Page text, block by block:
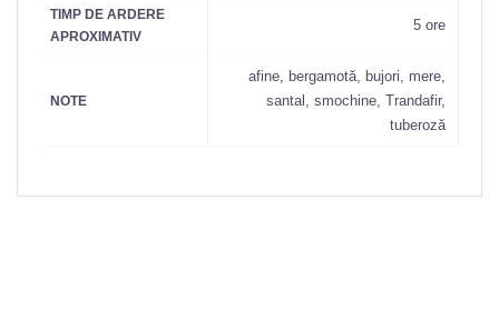
TIMP DE ARDERE
APROXIMATIV
5 ore
NOTE
afine, bergamotă, bujori, mere,
santal, smochine, Trandafir,
tuberoză